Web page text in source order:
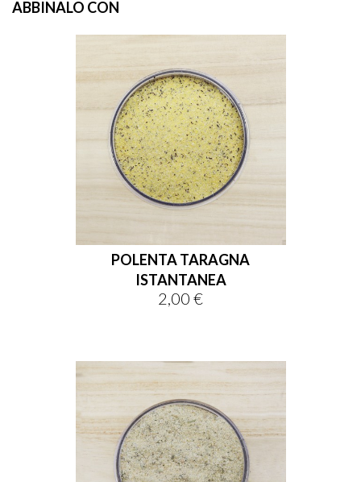
ABBINALO CON
POLENTA TARAGNA
ISTANTANEA
Prezzo
2,00 €